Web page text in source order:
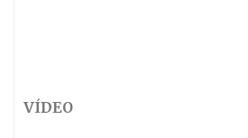
VÍDEO